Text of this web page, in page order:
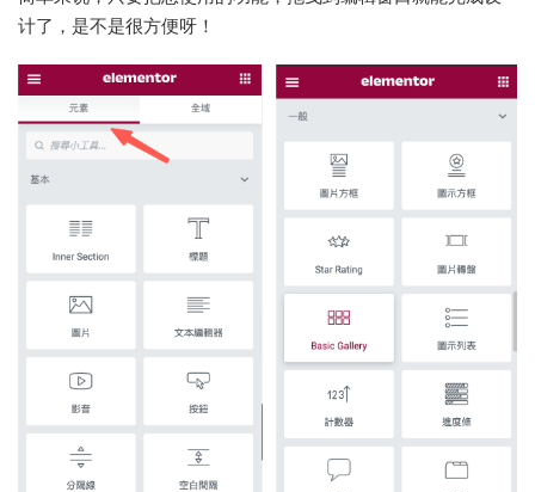
计了，是不是很方便呀！